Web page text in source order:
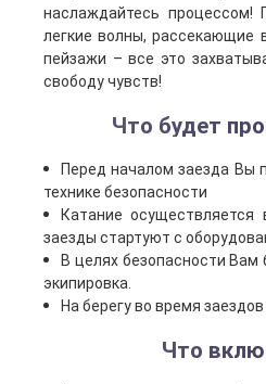
наслаждайтесь процессом!
легкие волны, рассекающие
пейзажи – все это
свободу чувств!
Что будет
Перед началом заезда Вы
технике безопасности
Катание осуществляется
заезды стартуют с
В целях безопасности
экипировка.
На берегу во время
Что